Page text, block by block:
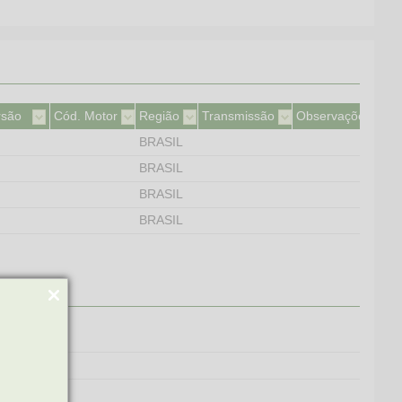
Cód. Motor Região Transmissão
Observações
BRASIL
BRASIL
BRASIL
BRASIL